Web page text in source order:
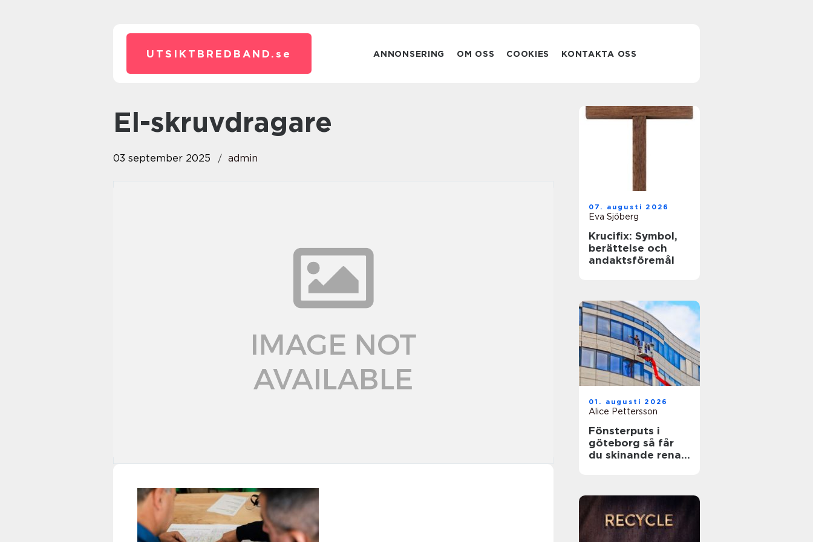
UTSIKTBREDBAND. se ANNONSERING OM OSS COOKIES KONTAKTA OSS
el-skruvdragare
03 september 2025 admin
07. augusti 2026
Eva Sjöberg
Krucifix: Symbol,
berättelse och
andaktsföremål
01. augusti 2026
Alice Pettersson
Fönsterputs i
göteborg så får
du skinande rena